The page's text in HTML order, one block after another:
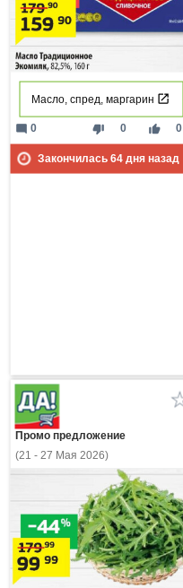
Масло, спред, маргарин
thumb_down 0 thumb_up 0
mode_comment 0
Закончилась 64дня назад
Промо предложение
(21 - 27 Мая 2026)